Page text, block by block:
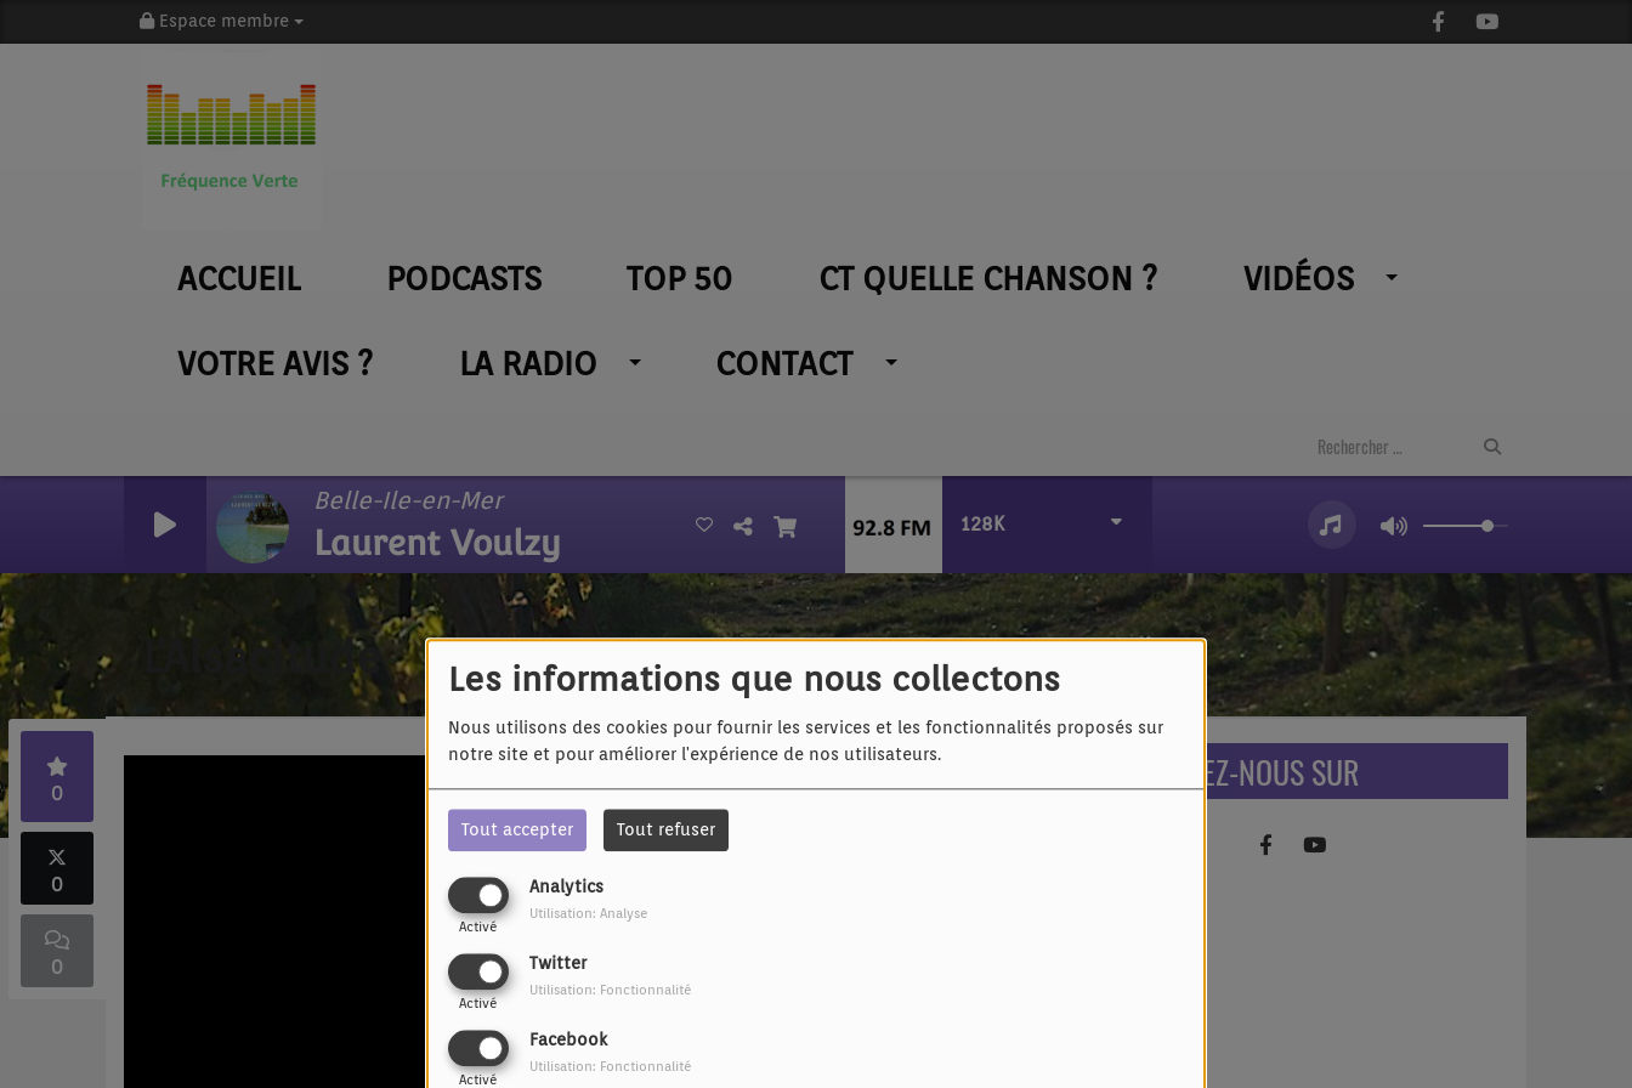
Les informations que nous collectons
Nous utilisons des cookies pour fournir les services et les fonctionnalités proposés sur
notre site et pour améliorer l'expérience de nos utilisateurs.
Tout accepter Tout refuser
Analytics
Activé
Utilisation: Analyse
Twitter
Activé
Utilisation: Fonctionnalité
Facebook
Activé
Utilisation: Fonctionnalité
Espace membre
ACCUEIL PODCASTS TOP 50 CT QUELLE CHANSON ? VIDÉOS
VOTRE AVIS ? LA RADIO CONTACT
Belle-Ile-en-Mer
Laurent Voulzy 128K
L'Alsacitude
0
0
0
RETROUVEZ-NOUS SUR